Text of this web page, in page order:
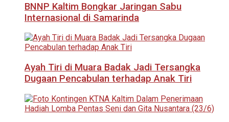
BNNP Kaltim Bongkar Jaringan Sabu
Internasional di Samarinda
Ayah Tiri di Muara Badak Jadi Tersangka
Dugaan Pencabulan terhadap Anak Tiri